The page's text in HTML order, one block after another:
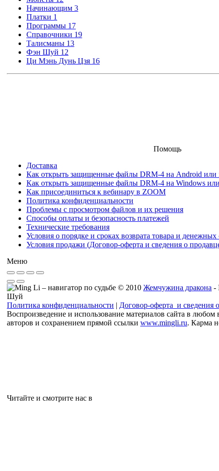
Начинающим 3
Платки 1
Программы 17
Справочники 19
Талисманы 13
Фэн Шуй 12
Ци Мэнь Дунь Цзя 16
Помощь
Доставка
Как открыть защищенные файлы DRM-4 на Android или
Как открыть защищенные файлы DRM-4 на Windows
Как присоединиться к вебинару в ZOOM
Политика конфиденциальности
Проблемы с просмотром файлов и их решения
Способы оплаты и безопасность платежей
Технические требования
Условия о порядке и сроках возврата товара и денежных
Условия продажи (Договор-оферта и сведения о
Меню
© 2010 Жемчужина дракона -
Шуй
Политика конфиденциальности | Договор-оферта и сведения
Воспроизведение и использование материалов сайта в любом
авторов и сохранением прямой ссылки www.mingli.ru. Карма
Читайте и смотрите нас в